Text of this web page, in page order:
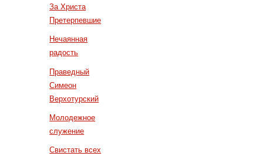
За Христа
Претерпевшие
Нечаянная
радость
Праведный
Симеон
Верхотурский
Молодежное
служение
Свистать всех